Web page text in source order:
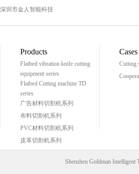
深圳市金人智能科技
Products
Flatbed vibration knife cutting
equipment series
Flatbed Cutting machine TD
series
广告材料切割机系列
布料切割机系列
PVC材料切割机系列
皮革切割机系列
Cases
Cutting
Shenzhen Goldman